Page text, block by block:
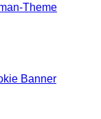
Theme
Banner